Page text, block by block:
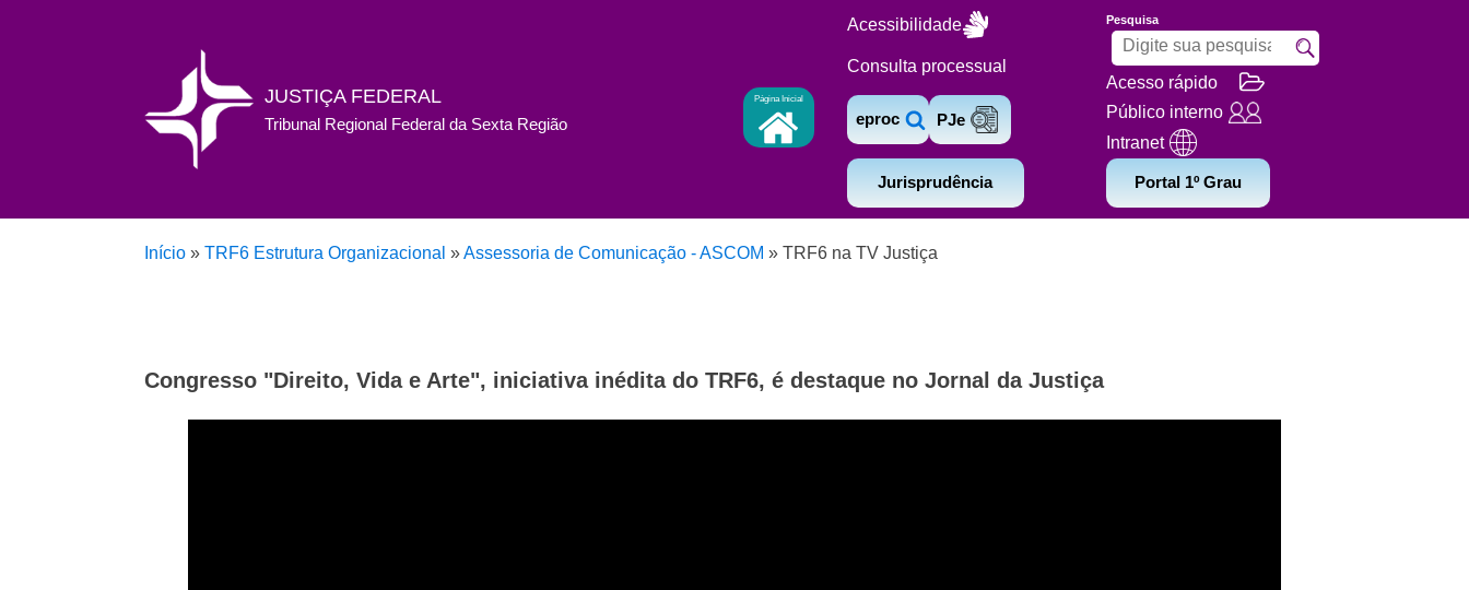
JUSTIÇA FEDERAL
Tribunal Regional Federal da Sexta Região
Página Inicial
Acessibilidade
Consulta processual
eproc PJe
Jurisprudência
Pesquisa
Acesso rápido
Público interno
Intranet
Portal 1º Grau
Início » TRF6 Estrutura Organizacional »Assessoria de Comunicação - ASCOM » TRF6 na TV Justiça
Congresso "Direito, Vida e Arte", iniciativa inédita do TRF6, é destaque no Jornal da Justiça